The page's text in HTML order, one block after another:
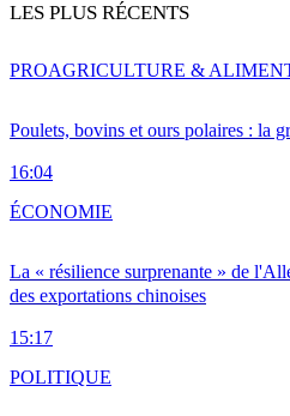
LES PLUS RÉCENTS
Poulets, bovins et ours polaires : la
16:04
PROAGRICULTURE &
La « résilience surprenante » de
des exportations chinoises
15:17
ÉCONOMIE
POLITIQUE